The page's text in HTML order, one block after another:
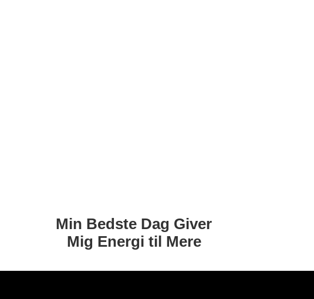
Min Bedste Dag Giver
Mig Energi til Mere